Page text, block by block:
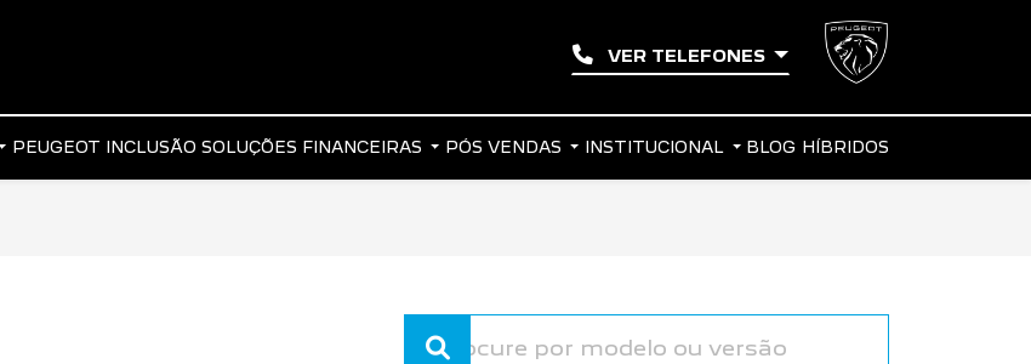
VER TELEFONES
PEUGEOT INCLUSÃO SOLUÇÕES FINANCEIRAS PÓS VENDAS INSTITUCIONAL BLOG HÍBRIDOS